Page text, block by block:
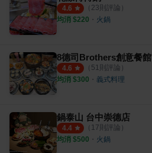
4.6 （ 23則評論）
均消 $220 ・ 火鍋
8德司Brothers創意餐館
4.6 （ 51 則評論）
均消 $300 ・ 義式料理
鍋泰山 台中崇德店
4.4 （ 17則評論）
均消 $500 ・ 火鍋